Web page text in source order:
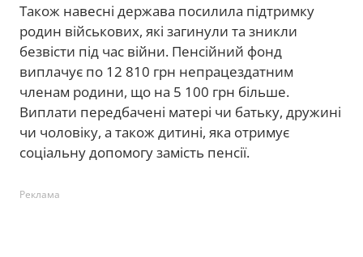
Також навесні держава посилила підтримку
родин військових, які загинули та зникли
безвісти під час війни. Пенсійний фонд
виплачує по 12 810 грн непрацездатним
членам родини, що на 5 100 грн більше.
Виплати передбачені матері чи батьку, дружині
чи чоловіку, а також дитині, яка отримує
соціальну допомогу замість пенсії.
Реклама